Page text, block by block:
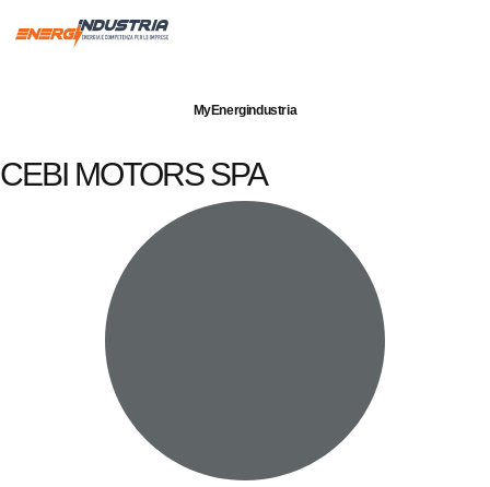
MyEnergindustria
CEBI MOTORS SPA